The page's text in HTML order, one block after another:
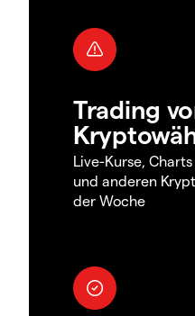
Trading
Live-Kurse,
und anderen
der Woche